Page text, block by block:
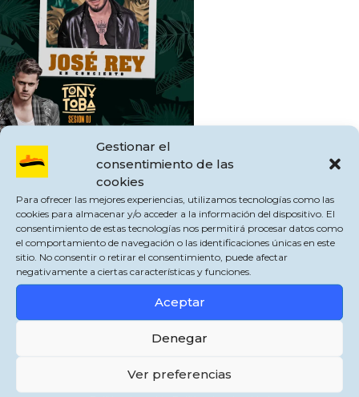
Gestionar el
consentimiento de las
cookies
Para ofrecer las mejores experiencias, utilizamos tecnologías como las
cookies para almacenar y/o acceder a la información del dispositivo. El
consentimiento de estas tecnologías nos permitirá procesar datos como
el comportamiento de navegación o las identificaciones únicas en este
sitio. No consentir o retirar el consentimiento, puede afectar
negativamente a ciertas características y funciones.
Aceptar
Denegar
Ver preferencias
actuaciones de LAS RODES Y JOSÉ REY.
La Delegación Juvenil de Jimena de la Feria de Agosto 2023 os invita a
disfrutar de la noche joven del jueves con Las Rodes, José Rey y Dj Tony Toba.
¡Queda una semana para empezar una gran velada!
WhatsApp